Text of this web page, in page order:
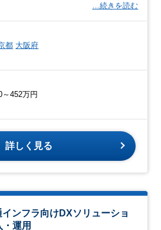
…続きを読む
都 大阪府
～452万円
詳しく見る
インフラ向けDXソリューショ
運用